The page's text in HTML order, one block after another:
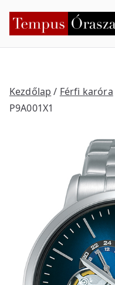
Kezdőlap / Férfi karóra
P9A001X1